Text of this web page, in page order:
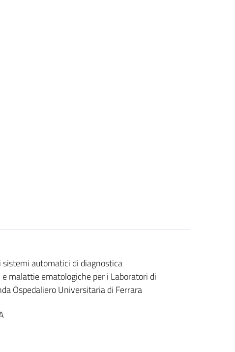
automatici di diagnostica
malattie ematologiche per i Laboratori di
Ospedaliero Universitaria di Ferrara